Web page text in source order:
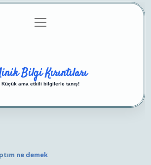
Gizlilik Politikası
menüyü
aç
Bilgi Kırıntıları
Küçük ama etkili bilgilerle tanış!
ne demek